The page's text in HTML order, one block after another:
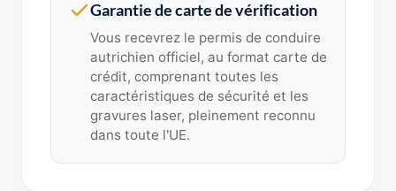
Garantie de carte de vérification
Vous recevrez le permis de conduire
autrichien officiel, au format carte de
crédit, comprenant toutes les
caractéristiques de sécurité et les
gravures laser, pleinement reconnu
dans toute l'UE.